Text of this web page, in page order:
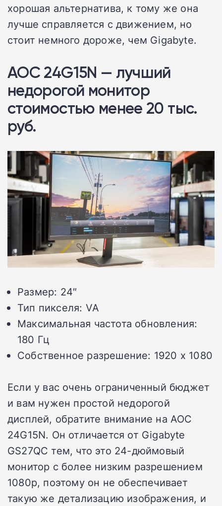
хорошая альтернатива, к тому же она
лучше справляется с движением, но
стоит немного дороже, чем Gigabyte.
AOC 24G15N — лучший
недорогой монитор
стоимостью менее 20 тыс.
руб.
Размер: 24″
Тип пикселя: VA
Максимальная частота обновления:
180 Гц
Собственное разрешение: 1920 x 1080
Если у вас очень ограниченный бюджет
и вам нужен простой недорогой
дисплей, обратите внимание на AOC
24G15N. Он отличается от Gigabyte
GS27QC тем, что это 24-дюймовый
монитор с более низким разрешением
1080p, поэтому он не обеспечивает
такую же детализацию изображения, и